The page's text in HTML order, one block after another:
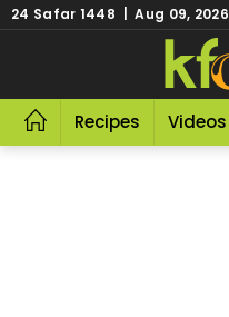
24 Safar 1448 | Aug 09, 2026
Recipes Videos